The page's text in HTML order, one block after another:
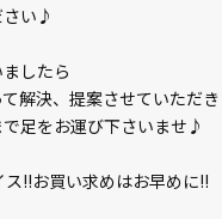
さい♪
したら
解決、提案させていただ
足をお運び下さいませ♪
!!お買い求めはお早めに!!